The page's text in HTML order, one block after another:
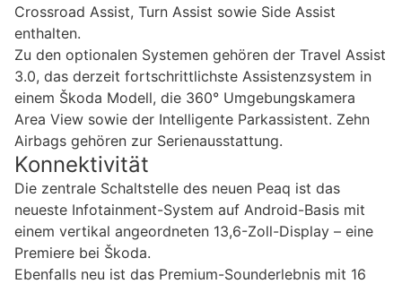
Crossroad Assist, Turn Assist sowie Side Assist
enthalten.
Zu den optionalen Systemen gehören der Travel Assist
3.0, das derzeit fortschrittlichste Assistenzsystem in
einem Škoda Modell, die 360° Umgebungskamera
Area View sowie der Intelligente Parkassistent. Zehn
Airbags gehören zur Serienausstattung.
Konnektivität
Die zentrale Schaltstelle des neuen Peaq ist das
neueste Infotainment-System auf Android-Basis mit
einem vertikal angeordneten 13,6-Zoll-Display – eine
Premiere bei Škoda.
Ebenfalls neu ist das Premium-Sounderlebnis mit 16